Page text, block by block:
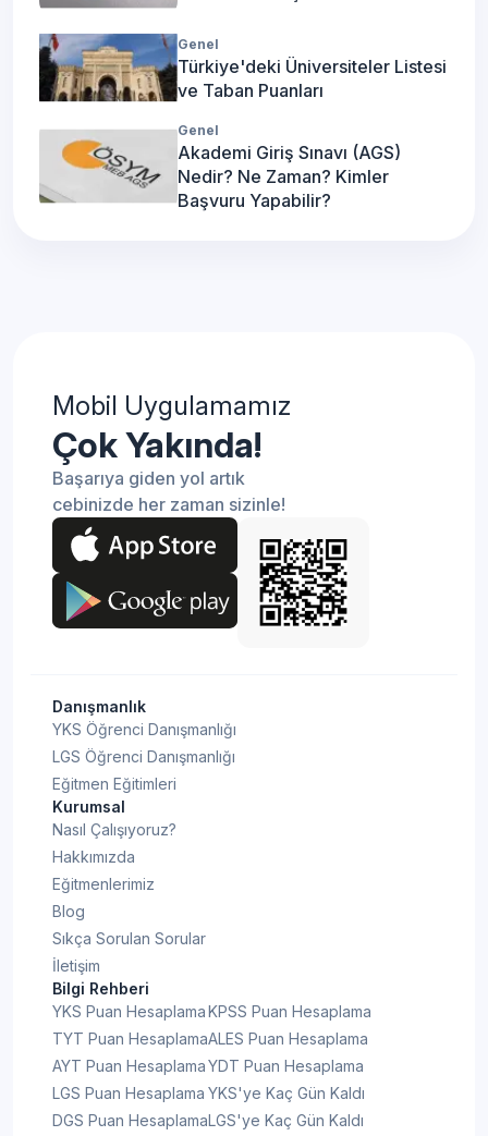
Genel
Türkiye'deki Üniversiteler Listesi
ve Taban Puanları
Genel
Akademi Giriş Sınavı (AGS)
Nedir? Ne Zaman? Kimler
Başvuru Yapabilir?
Mobil Uygulamamız
Çok Yakında!
Başarıya giden yol artık
cebinizde her zaman sizinle!
Danışmanlık
YKS Öğrenci Danışmanlığı
LGS Öğrenci Danışmanlığı
Eğitmen Eğitimleri
Kurumsal
Nasıl Çalışıyoruz?
Hakkımızda
Eğitmenlerimiz
Blog
Sıkça Sorulan Sorular
İletişim
Bilgi Rehberi
YKS Puan Hesaplama
TYT Puan Hesaplama
AYT Puan Hesaplama
LGS Puan Hesaplama
DGS Puan Hesaplama
KPSS Puan Hesaplama
ALES Puan Hesaplama
YDT Puan Hesaplama
YKS'ye Kaç Gün Kaldı
LGS'ye Kaç Gün Kaldı